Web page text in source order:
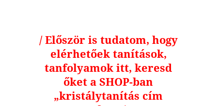
/ Először is tudatom, hogy
elérhetőek tanítások,
tanfolyamok itt, keresd
őket a SHOP-ban
„kristálytanítás cím